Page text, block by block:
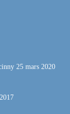
25 mars 2020